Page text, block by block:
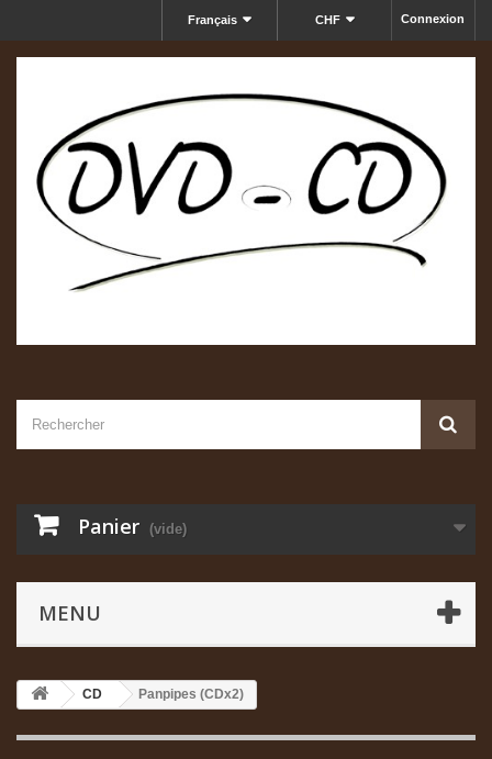
Connexion
CHF
Français
Panier (vide)
MENU
CD Panpipes (CDx2)